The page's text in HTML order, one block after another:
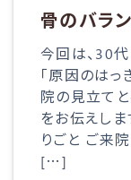
骨のバラ
今回は、30
「原因のはっ
院の見立て
をお伝えし
りごと ご来
[…]